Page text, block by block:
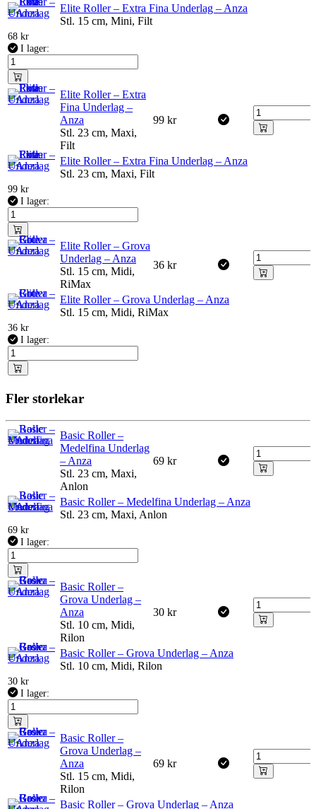
Elite Roller – Extra Fina Underlag – Anza
Stl. 15 cm, Mini, Filt
68 kr
I lager:
Elite Roller – Extra
Fina Underlag –
Anza
Stl. 23 cm, Maxi,
Filt
99 kr
Elite Roller – Extra Fina Underlag – Anza
Stl. 23 cm, Maxi, Filt
99 kr
I lager:
Elite Roller – Grova
Underlag – Anza
Stl. 15 cm, Midi,
RiMax
36 kr
Elite Roller – Grova Underlag – Anza
Stl. 15 cm, Midi, RiMax
36 kr
I lager:
Fler storlekar
Basic Roller –
Medelfina Underlag
– Anza
Stl. 23 cm, Maxi,
Anlon
69 kr
Basic Roller – Medelfina Underlag – Anza
Stl. 23 cm, Maxi, Anlon
69 kr
I lager:
Basic Roller –
Grova Underlag –
Anza
Stl. 10 cm, Midi,
Rilon
30 kr
Basic Roller – Grova Underlag – Anza
Stl. 10 cm, Midi, Rilon
30 kr
I lager:
Basic Roller –
Grova Underlag –
Anza
Stl. 15 cm, Midi,
Rilon
69 kr
Basic Roller – Grova Underlag – Anza